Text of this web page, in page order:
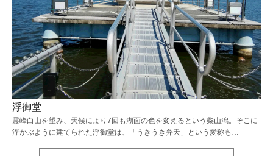
浮御堂
霊峰白山を望み、天候により7回も湖面の色を変えるという柴山潟。そこに
浮かぶように建てられた浮御堂は、「うきうき弁天」という愛称も…